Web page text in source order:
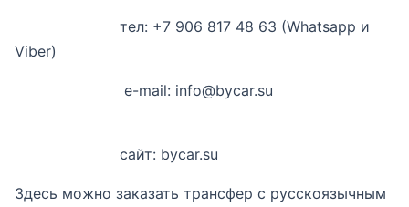
тел: +7 906 817 48 63 (Whatsapp и
Viber)
e-mail: info@bycar.su
сайт: bycar.su
Здесь можно заказать трансфер с русскоязычным